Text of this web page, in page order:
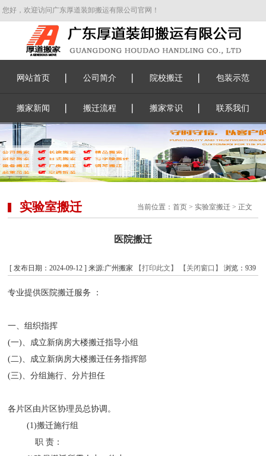
您好，欢迎访问广东厚道装卸搬运有限公司官网！
网站首页 公司简介 院校搬迁 包装示范
搬家新闻 搬迁流程 搬家常识 联系我们
实验室搬迁 当前位置： 首页> 实验室搬迁> 正文
医院搬迁
[ 发布日期：2024-09-12 ] 来源:广州搬家 【打印此文】 【关闭窗口】 浏览：939
专业提供医院搬迁服务 ：
一、组织指挥
(一)、成立新病房大楼搬迁指导小组
(二)、成立新病房大楼搬迁任务指挥部
(三)、分组施行、分片担任
各片区由片区协理员总协调。
(1)搬迁施行组
职 责：